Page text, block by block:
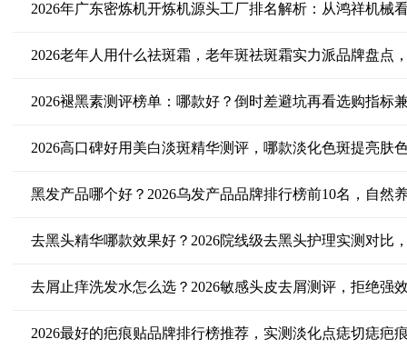
2026年广东密炼机开炼机源头工厂排名解析：从鸿祥机械
2026老年人用什么祛斑霜，老年斑祛斑霜实力派品牌盘点
2026褪黑素测评榜单：哪款好？倒时差避坑再看选购指标
2026高口碑好用美白淡斑精华测评，哪款淡化色斑提亮肤
黑发产品哪个好？2026乌发产品品牌排行榜前10名，自然
去黑头精华哪款效果好？2026院线级去黑头护理实测对比
去屑止痒洗发水怎么选？2026敏感头皮去屑测评，拒绝强
2026最好的疤痕贴品牌排行榜推荐，实测淡化点痣切痣疤